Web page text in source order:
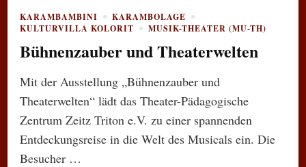
KARAMBAMBINI
KARAMBOLAGE
KULTURVILLA KOLORIT
MUSIK-THEATER (MU-TH)
Bühnenzauber und Theaterwelten
Mit der Ausstellung „Bühnenzauber und
Theaterwelten“ lädt das Theater-Pädagogische
Zentrum Zeitz Triton e.V. zu einer spannenden
Entdeckungsreise in die Welt des Musicals ein. Die
Besucher …